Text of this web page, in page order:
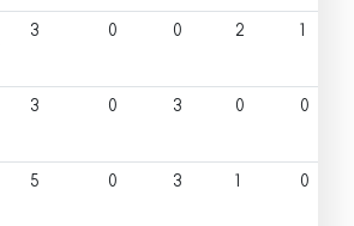
3 0 0 2 1
3 0 3 0 0
5 0 3 1 0